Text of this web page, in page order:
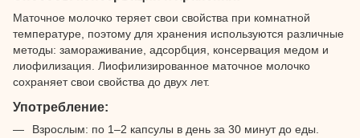
Маточное молочко теряет свои свойства при комнатной
температуре, поэтому для хранения используются различные
методы: замораживание, адсорбция, консервация медом и
лиофилизация. Лиофилизированное маточное молочко
сохраняет свои свойства до двух лет.
Употребление:
Взрослым: по 1–2 капсулы в день за 30 минут до еды.